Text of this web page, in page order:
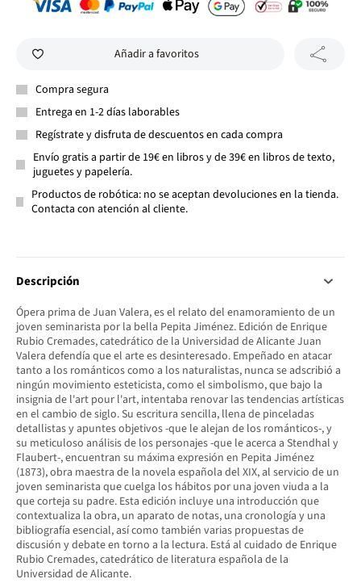
Añadir a favoritos
Compra segura
Entrega en 1-2 días laborables
Regístrate y disfruta de descuentos en cada compra
Envío gratis a partir de 19€ en libros y de 39€ en libros de texto,
juguetes y papelería.
Productos de robótica: no se aceptan devoluciones en la tienda.
Contacta con atención al cliente.
Descripción
Ópera prima de Juan Valera, es el relato del enamoramiento de un
joven seminarista por la bella Pepita Jiménez. Edición de Enrique
Rubio Cremades, catedrático de la Universidad de Alicante Juan
Valera defendía que el arte es desinteresado. Empeñado en atacar
tanto a los románticos como a los naturalistas, nunca se adscribió a
ningún movimiento esteticista, como el simbolismo, que bajo la
insignia de l'art pour l'art, intentaba renovar las tendencias artísticas
en el cambio de siglo. Su escritura sencilla, llena de pinceladas
detallistas y apuntes objetivos -que le alejan de los románticos-, y
su meticuloso análisis de los personajes -que le acerca a Stendhal y
Flaubert-, encuentran su máxima expresión en Pepita Jiménez
(1873), obra maestra de la novela española del XIX, al servicio de un
joven seminarista que cuelga los hábitos por una joven viuda a la
que corteja su padre. Esta edición incluye una introducción que
contextualiza la obra, un aparato de notas, una cronología y una
bibliografía esencial, así como también varias propuestas de
discusión y debate en torno a la lectura. Está al cuidado de Enrique
Rubio Cremades, catedrático de literatura española de la
Universidad de Alicante.